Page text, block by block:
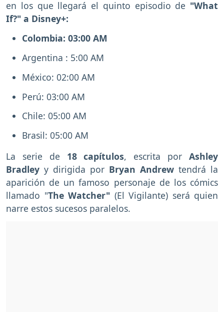
en los que llegará el quinto episodio de "What
If?" a Disney+:
Colombia: 03:00 AM
Argentina : 5:00 AM
México: 02:00 AM
Perú: 03:00 AM
Chile: 05:00 AM
Brasil: 05:00 AM
La serie de 18 capítulos, escrita por Ashley
Bradley y dirigida por Bryan Andrew tendrá la
aparición de un famoso personaje de los cómics
llamado "The Watcher" (El Vigilante) será quien
narre estos sucesos paralelos.